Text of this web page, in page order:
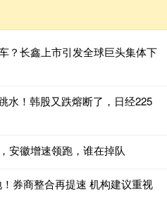
？长鑫上市引发全球巨头集体下
水！韩股又跌熔断了，日经225
安徽增速领跑，谁在掉队
券商整合再提速 机构建议重视